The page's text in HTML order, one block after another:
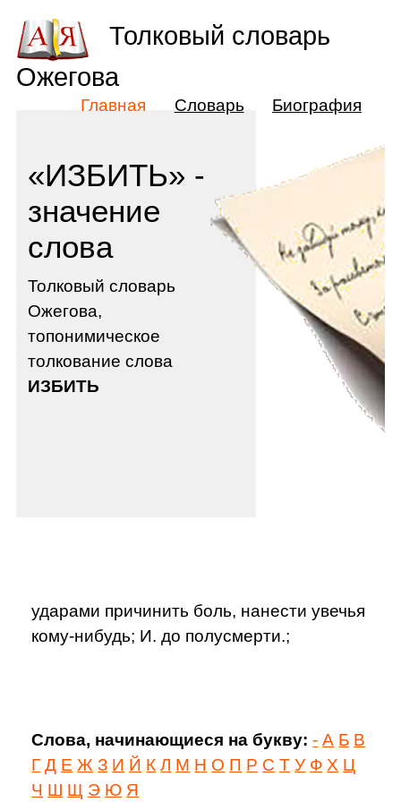
«ИЗБИТЬ» -
значение
слова
Толковый словарь
Ожегова,
топонимическое
толкование слова
ИЗБИТЬ
ударами причинить боль, нанести увечья
кому-нибудь; И. до полусмерти.;
Слова, начинающиеся на букву: - А Б В
Г Д Е Ж З И Й К Л М Н О П Р С Т У Ф Х Ц
Ч Ш Щ Э Ю Я
Толковый словарь
Ожегова
Главная Словарь Биография